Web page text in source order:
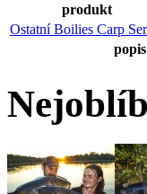
produkt
Ostatní Boilies Carp
popis